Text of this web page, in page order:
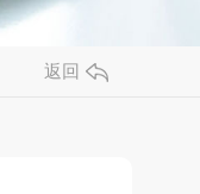
返回